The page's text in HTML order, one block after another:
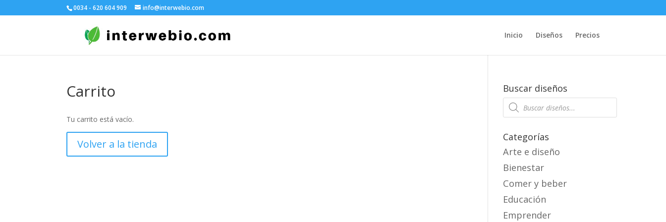
0034 - 620 604 909 info@interwebio.com
Inicio Diseños Precios
Carrito
Tu carrito está vacío.
Volver a la tienda
Buscar diseños
Products
search
Categorías
Arte e diseño
Bienestar
Comer y beber
Educación
Emprender